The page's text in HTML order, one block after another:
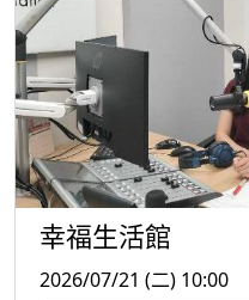
幸福生活館
2026/07/21 (二) 10:00